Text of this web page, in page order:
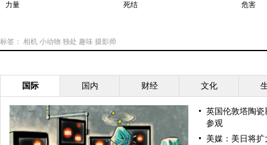
力量 死结 危害
标签： 相机 小动物 独处 趣味 摄影师
国际 国内 财经 文化
英国伦敦塔陶
参观
美媒：美日将